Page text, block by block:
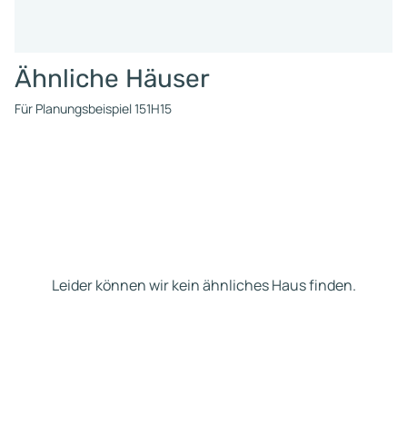
Ähnliche Häuser
Für Planungsbeispiel 151H15
Leider können wir kein ähnliches Haus finden.